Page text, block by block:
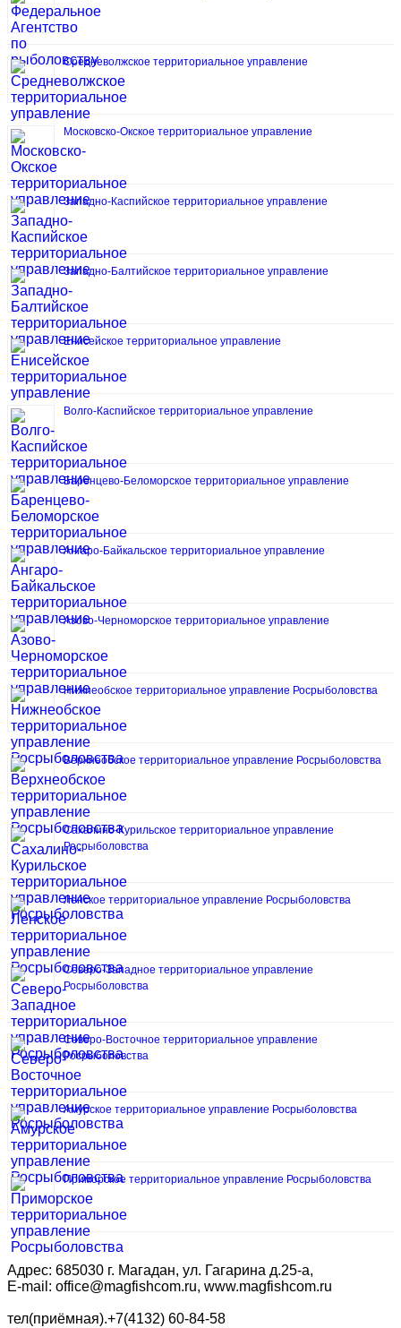
Средневолжское территориальное управление
Московско-Окское территориальное управление
Западно-Каспийское территориальное управление
Западно-Балтийское территориальное управление
Енисейское территориальное управление
Волго-Каспийское территориальное управление
Баренцево-Беломорское территориальное управление
Ангаро-Байкальское территориальное управление
Азово-Черноморское территориальное управление
Нижнеобское территориальное управление Росрыболовства
Верхнеобское территориальное управление Росрыболовства
Сахалино-Курильское территориальное управление
Росрыболовства
Ленское территориальное управление Росрыболовства
Северо-Западное территориальное управление
Росрыболовства
Северо-Восточное территориальное управление
Росрыболовства
Амурское территориальное управление Росрыболовства
Приморское территориальное управление Росрыболовства
Адрес: 685030 г. Магадан, ул. Гагарина д.25-а,
E-mail: office@magfishcom.ru, www.magfishcom.ru
тел(приёмная).+7(4132) 60-84-58